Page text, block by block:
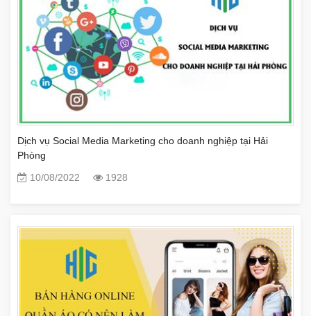
Dịch vụ Social Media Marketing cho doanh nghiệp tại Hải
Phòng
10/08/2022
1928